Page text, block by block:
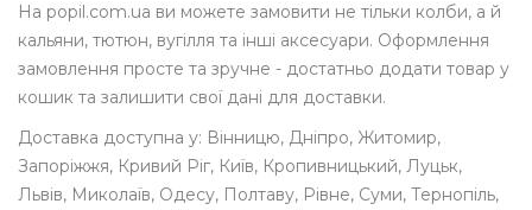
На popil.com.ua ви можете замовити не тільки колби, а й
кальяни, тютюн, вугілля та інші аксесуари. Оформлення
замовлення просте та зручне - достатньо додати товар у
кошик та залишити свої дані для доставки.
Доставка доступна у: Вінницю, Дніпро, Житомир,
Запоріжжя, Кривий Ріг, Київ, Кропивницький, Луцьк,
Львів, Миколаїв, Одесу, Полтаву, Рівне, Суми, Тернопіль,